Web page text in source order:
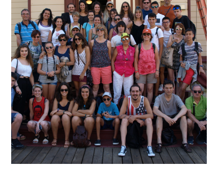
Newsletter
Einkaufen